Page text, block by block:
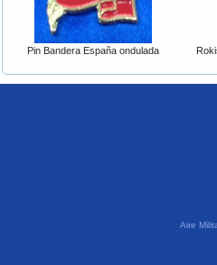
Pin Bandera España ondulada
Aire